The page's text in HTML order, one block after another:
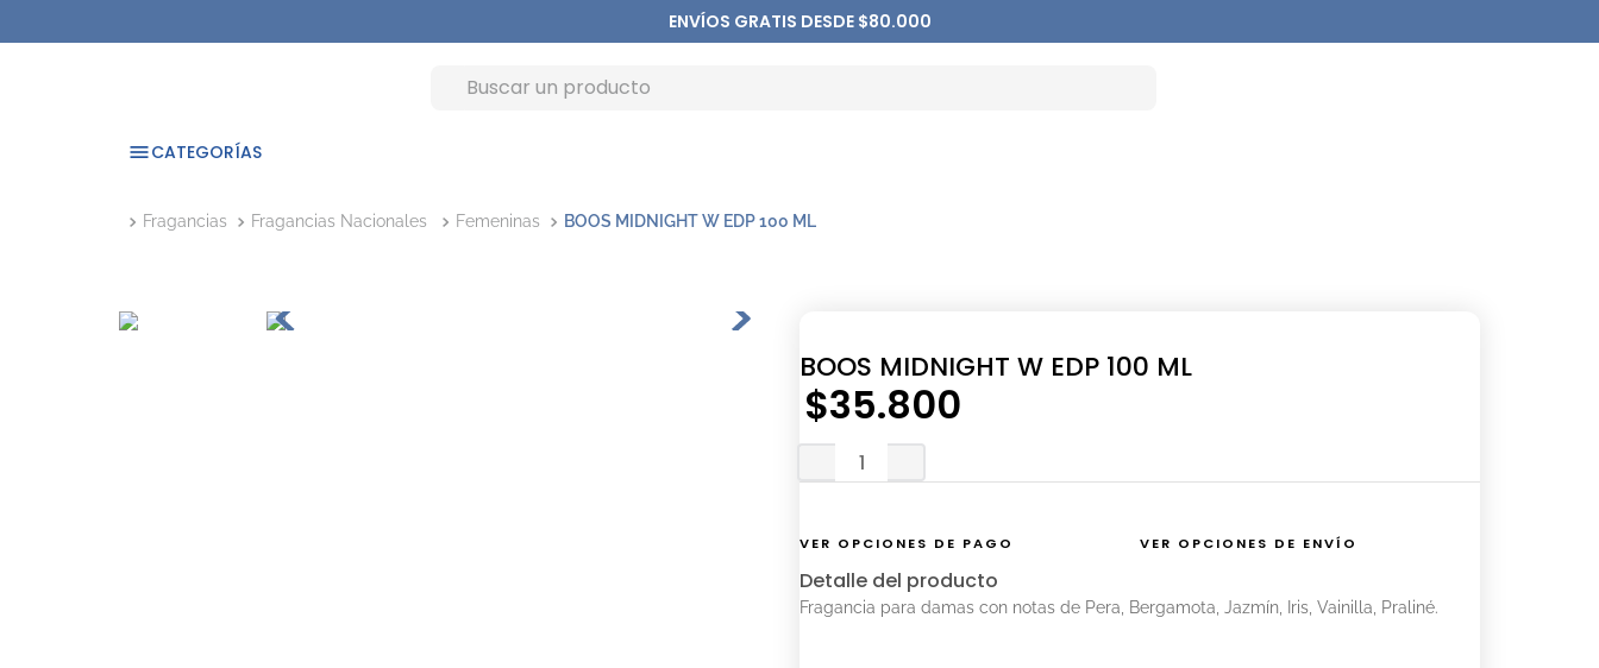
ENVÍOS GRATIS DESDE $80.000
CATEGORÍAS
Fragancias Fragancias Nacionales Femeninas BOOS MIDNIGHT W EDP 100 ML
BOOS MIDNIGHT W EDP 100 ML
$35.800
VER OPCIONES DE PAGO VER OPCIONES DE ENVÍO
Detalle del producto
Fragancia para damas con notas de Pera, Bergamota, Jazmín, Iris, Vainilla, Praliné.